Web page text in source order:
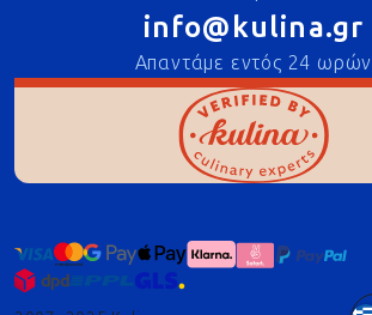
info@kulina.gr
Απαντάμε εντός 24 ωρών